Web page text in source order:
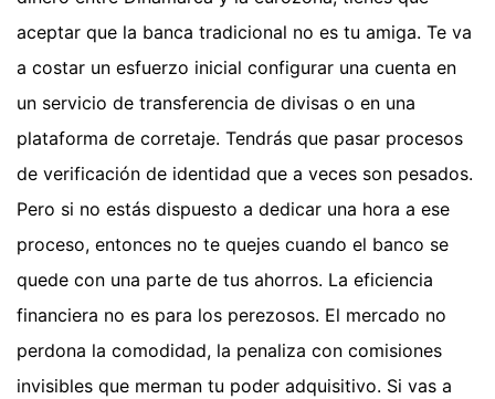
aceptar que la banca tradicional no es tu amiga. Te va
a costar un esfuerzo inicial configurar una cuenta en
un servicio de transferencia de divisas o en una
plataforma de corretaje. Tendrás que pasar procesos
de verificación de identidad que a veces son pesados.
Pero si no estás dispuesto a dedicar una hora a ese
proceso, entonces no te quejes cuando el banco se
quede con una parte de tus ahorros. La eficiencia
financiera no es para los perezosos. El mercado no
perdona la comodidad, la penaliza con comisiones
invisibles que merman tu poder adquisitivo. Si vas a